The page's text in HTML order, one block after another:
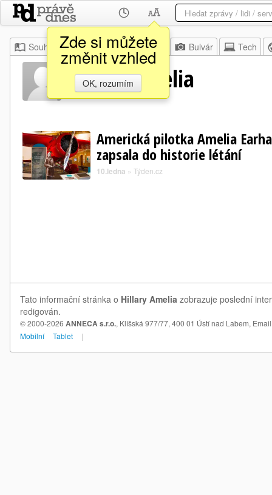
Zde si můžete
změnit vzhled
OK, rozumím
Souhrn Moje Z domova Bulvár Tech
Hillary Amelia
Americká pilotka Amelia
zapsala do historie létání
10.ledna » Týden.cz
Tato informační stránka o Hillary Amelia zobrazuje poslední
redigován.
© 2000-2026 ANNECA s.r.o., Klíšská 977/77, 400 01 Ústí nad Labem,
Mobilní
Tablet |